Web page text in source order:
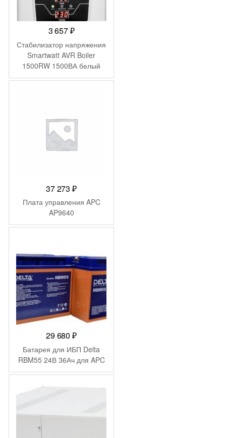
3 657₽
Стабилизатор напряжения
Smartwatt AVR Boiler
1500RW 1500ВА белый
37 273₽
Плата управления APC
AP9640
29 680₽
Батарея для ИБП Delta
RBM55 24В 36Ач для APC